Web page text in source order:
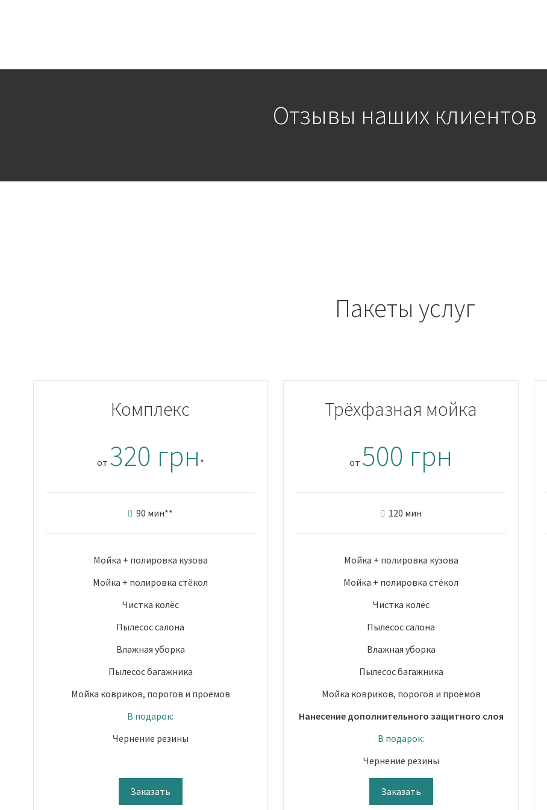
Отзывы наших клиентов
Пакеты услуг
Комплекс
от 320 грн *
90 мин**
Мойка + полировка кузова
Мойка + полировка стёкол
Чистка колёс
Пылесос салона
Влажная уборка
Пылесос багажника
Мойка ковриков, порогов и проёмов
В подарок:
Чернение резины
Заказать
Трёхфазная мойка
от 500 грн
120 мин
Мойка + полировка кузова
Мойка + полировка стёкол
Чистка колёс
Пылесос салона
Влажная уборка
Пылесос багажника
Мойка ковриков, порогов и проёмов
Нанесение дополнительного защитного слоя
В подарок:
Чернение резины
Заказать